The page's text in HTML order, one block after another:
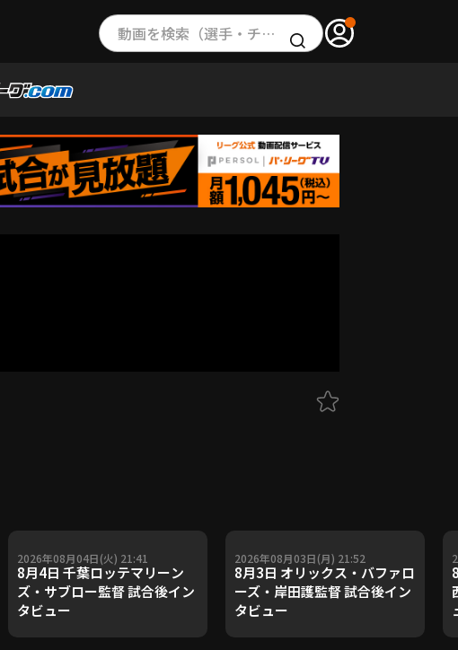
動画を検索（選手・チーム・プレー内容…）
2026年08月04日(火) 21:41
8月4日 千葉ロッテマリーン
ズ・サブロー監督 試合後イン
タビュー
2026年08月03日(月) 21:52
8月3日 オリックス・バファロ
ーズ・岸田護監督 試合後イン
タビュー